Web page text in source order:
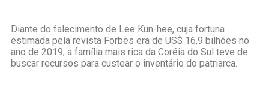
Diante do falecimento de Lee Kun-hee, cuja fortuna
estimada pela revista Forbes era de US$ 16,9 bilhões no
ano de 2019, a família mais rica da Coréia do Sul teve de
buscar recursos para custear o inventário do patriarca.